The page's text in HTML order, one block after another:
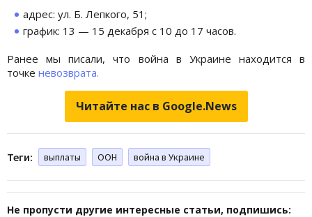
адрес: ул. Б. Лепкого, 51;
график: 13 — 15 декабря с 10 до 17 часов.
Ранее мы писали, что война в Украине находится в
точке невозврата.
Читайте нас в Google.News
Теги: выплаты ООН война в Украине
Не пропусти другие интересные статьи, подпишись: